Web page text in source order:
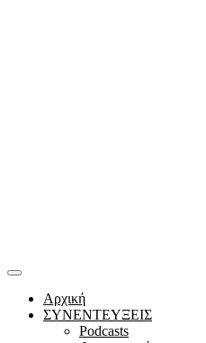
Αρχική
ΣΥΝΕΝΤΕΥΞΕΙΣ
Podcasts